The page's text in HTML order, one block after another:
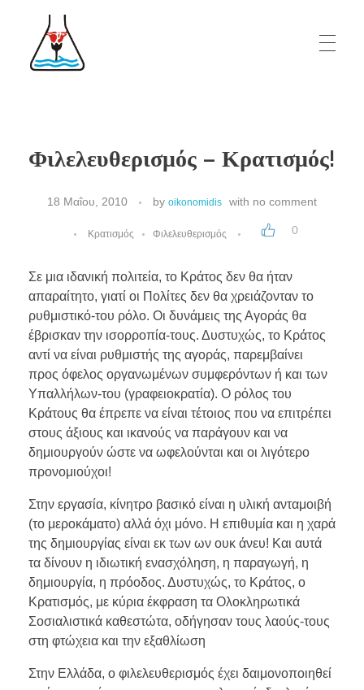
Φιλελευθερισμός – Κρατισμός!
18 Μαΐου, 2010 by oikonomidis with no comment
Κρατισμός Φιλελευθερισμός 0
Σε μια ιδανική πολιτεία, το Κράτος δεν θα ήταν
απαραίτητο, γιατί οι Πολίτες δεν θα χρειάζονταν το
ρυθμιστικό-του ρόλο. Οι δυνάμεις της Αγοράς θα
έβρισκαν την ισορροπία-τους. Δυστυχώς, το Κράτος
αντί να είναι ρυθμιστής της αγοράς, παρεμβαίνει
προς όφελος οργανωμένων συμφερόντων ή και των
Υπαλλήλων-του (γραφειοκρατία). Ο ρόλος του
Κράτους θα έπρεπε να είναι τέτοιος που να επιτρέπει
στους άξιους και ικανούς να παράγουν και να
δημιουργούν ώστε να ωφελούνται και οι λιγότερο
προνομιούχοι!
Στην εργασία, κίνητρο βασικό είναι η υλική ανταμοιβή
(το μεροκάματο) αλλά όχι μόνο. Η επιθυμία και η χαρά
της δημιουργίας είναι εκ των ων ουκ άνευ! Και αυτά
τα δίνουν η ιδιωτική ενασχόληση, η παραγωγή, η
δημιουργία, η πρόοδος. Δυστυχώς, το Κράτος, ο
Κρατισμός, με κύρια έκφραση τα Ολοκληρωτικά
Σοσιαλιστικά καθεστώτα, οδήγησαν τους λαούς-τους
στη φτώχεια και την εξαθλίωση
Στην Ελλάδα, ο φιλελευθερισμός έχει δαιμονοποιηθεί